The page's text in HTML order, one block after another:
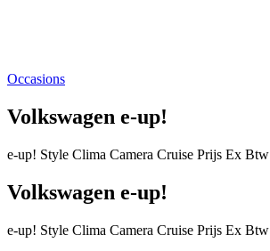
Occasions
Volkswagen e-up!
e-up! Style Clima Camera Cruise Prijs Ex Btw
Volkswagen e-up!
e-up! Style Clima Camera Cruise Prijs Ex Btw